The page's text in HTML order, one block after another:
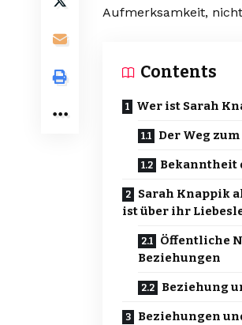
Aufmerksamkeit,
Contents
Wer ist Sarah
Der Weg
Bekanntheit
Sarah Knappik
ist über ihr
Öffentliche
Beziehungen
Beziehung
Beziehungen